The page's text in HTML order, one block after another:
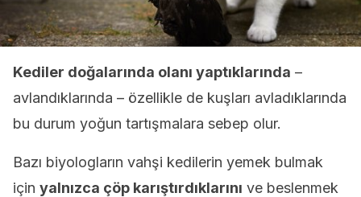
Kediler doğalarında olanı yaptıklarında –
avlandıklarında – özellikle de kuşları avladıklarında
bu durum yoğun tartışmalara sebep olur.
Bazı biyologların vahşi kedilerin yemek bulmak
için yalnızca çöp karıştırdıklarını ve beslenmek